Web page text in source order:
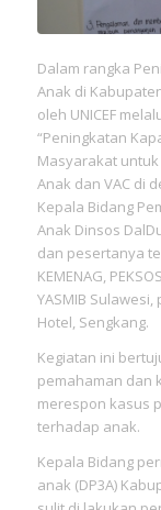
Dalam rangka
Anak di
oleh UNICEF
“Peningkatan
Masyarakat
Anak dan VAC di
Kepala Bidang
Anak Dinsos
dan pesertanya
KEMENAG,
YASMIB Sulawesi,
Hotel, Sengkang.
Kegiatan ini
pemahaman dan
merespon kasus
terhadap anak.
Kepala Bidang
anak (DP3A)